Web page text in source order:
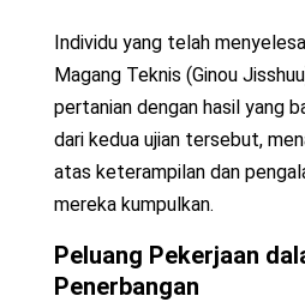
Individu yang telah
Magang Teknis (Ginou
pertanian dengan hasil yang
dari kedua ujian tersebut,
atas keterampilan dan
mereka kumpulkan.
Peluang Pekerjaan
Penerbangan